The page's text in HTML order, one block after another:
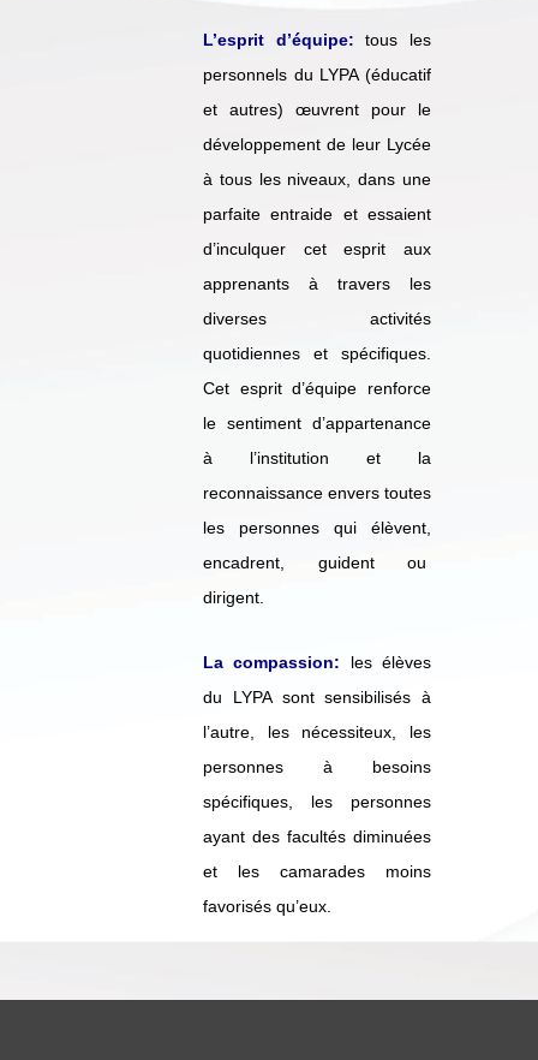
L’esprit d’équipe: tous les
personnels du LYPA (éducatif
et autres) œuvrent pour le
développement de leur Lycée
à tous les niveaux, dans une
parfaite entraide et essaient
d’inculquer cet esprit aux
apprenants à travers les
diverses activités
quotidiennes et spécifiques.
Cet esprit d’équipe renforce
le sentiment d’appartenance
à l’institution et la
reconnaissance envers toutes
les personnes qui élèvent,
encadrent, guident ou
dirigent.
La compassion:
les élèves
du LYPA sont sensibilisés à
l’autre, les nécessiteux, les
personnes à besoins
spécifiques, les personnes
ayant des facultés diminuées
et les camarades moins
favorisés qu’eux.